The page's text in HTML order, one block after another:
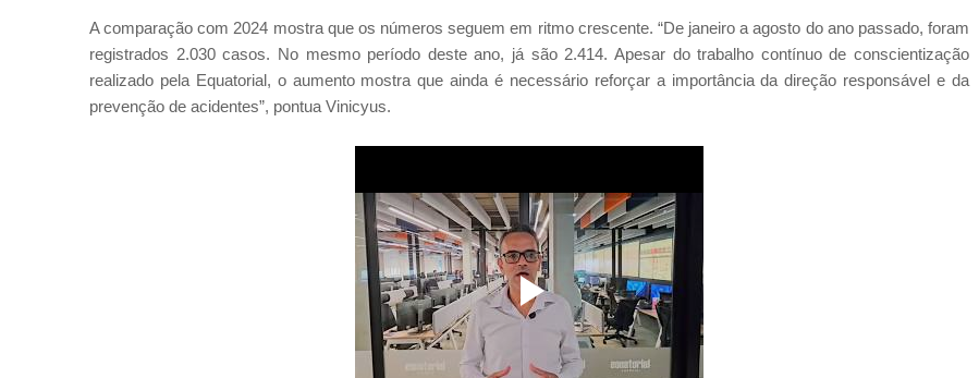
A comparação com 2024 mostra que os números seguem em ritmo crescente. “De janeiro a agosto do ano passado, foram
registrados 2.030 casos. No mesmo período deste ano, já são 2.414. Apesar do trabalho contínuo de conscientização
realizado pela Equatorial, o aumento mostra que ainda é necessário reforçar a importância da direção responsável e da
prevenção de acidentes”, pontua Vinicyus.